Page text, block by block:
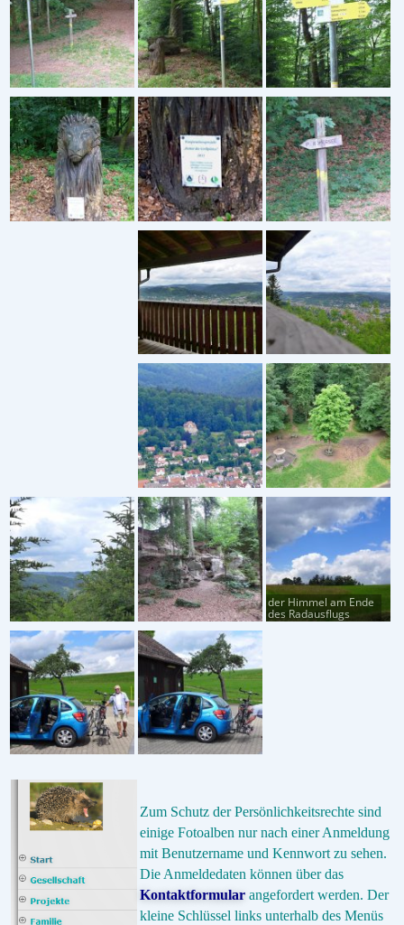
der Himmel am Ende
des Radausflugs
Zum Schutz der Persönlichkeitsrechte sind
einige Fotoalben nur nach einer Anmeldung
mit Benutzername und Kennwort zu sehen.
Die Anmeldedaten können über das
Kontaktformular angefordert werden. Der
kleine Schlüssel links unterhalb des Menüs